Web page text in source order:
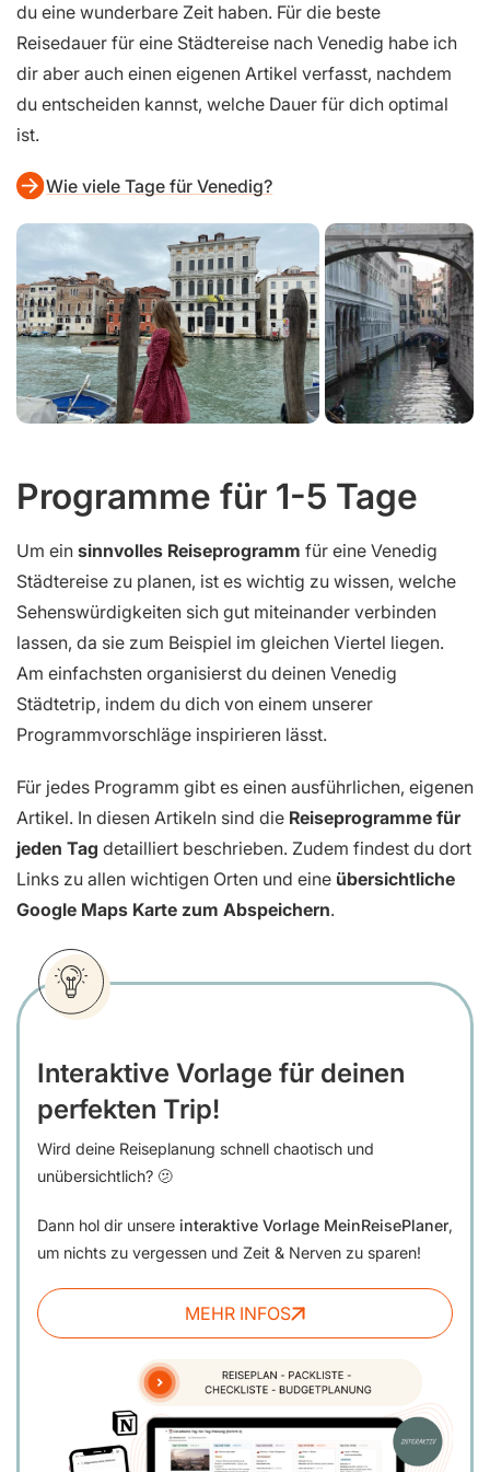
du eine wunderbare Zeit haben. Für die beste
Reisedauer für eine Städtereise nach Venedig habe ich
dir aber auch einen eigenen Artikel verfasst, nachdem
du entscheiden kannst, welche Dauer für dich optimal
ist.
Wie viele Tage für Venedig?
Programme für 1-5 Tage
Um ein sinnvolles Reiseprogramm für eine Venedig
Städtereise zu planen, ist es wichtig zu wissen, welche
Sehenswürdigkeiten sich gut miteinander verbinden
lassen, da sie zum Beispiel im gleichen Viertel liegen.
Am einfachsten organisierst du deinen Venedig
Städtetrip, indem du dich von einem unserer
Programmvorschläge inspirieren lässt.
Für jedes Programm gibt es einen ausführlichen, eigenen
Artikel. In diesen Artikeln sind die Reiseprogramme für
jeden Tag detailliert beschrieben. Zudem findest du dort
Links zu allen wichtigen Orten und eine übersichtliche
Google Maps Karte zum Abspeichern.
Interaktive Vorlage für deinen
perfekten Trip!
Wird deine Reiseplanung schnell chaotisch und
unübersichtlich? 🫤
Dann hol dir unsere interaktive Vorlage MeinReisePlaner,
um nichts zu vergessen und Zeit & Nerven zu sparen!
MEHR INFOS